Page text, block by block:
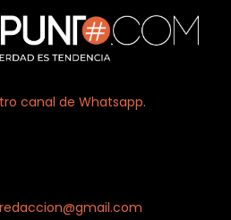
canal de Whatsapp.